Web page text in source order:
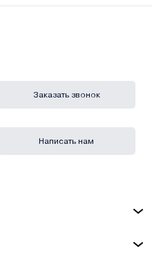
Заказать звонок
Написать нам